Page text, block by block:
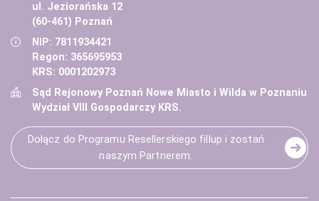
ul. Jeziorańska 12
(60-461) Poznań
NIP: 7811934421
Regon: 365695953
KRS: 0001202973
Sąd Rejonowy Poznań Nowe Miasto i Wilda w Poznaniu
Wydział VIII Gospodarczy KRS.
Dołącz do Programu Resellerskiego fillup i zostań
naszym Partnerem.